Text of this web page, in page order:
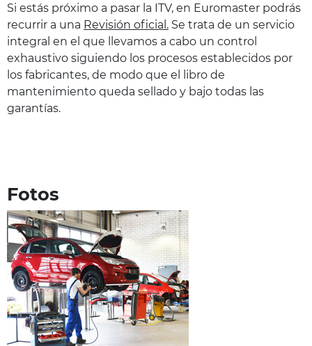
Si estás próximo a pasar la ITV, en Euromaster podrás
recurrir a una Revisión oficial. Se trata de un servicio
integral en el que llevamos a cabo un control
exhaustivo siguiendo los procesos establecidos por
los fabricantes, de modo que el libro de
mantenimiento queda sellado y bajo todas las
garantías.
Fotos